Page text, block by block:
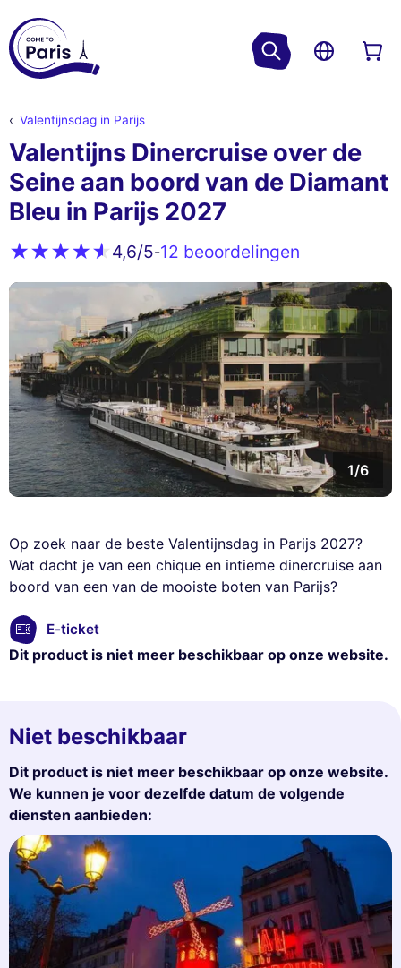
Valentijnsdag in Parijs
Valentijns Dinercruise over de
Seine aan boord van de Diamant
Bleu in Parijs 2027
4,6/5-12 beoordelingen
1/6
Op zoek naar de beste Valentijnsdag in Parijs 2027?
Wat dacht je van een chique en intieme dinercruise aan
boord van een van de mooiste boten van Parijs?
E-ticket
Dit product is niet meer beschikbaar op onze website.
Niet beschikbaar
Dit product is niet meer beschikbaar op onze website.
We kunnen je voor dezelfde datum de volgende
diensten aanbieden: